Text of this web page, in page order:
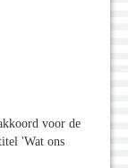
voor de
'Wat ons